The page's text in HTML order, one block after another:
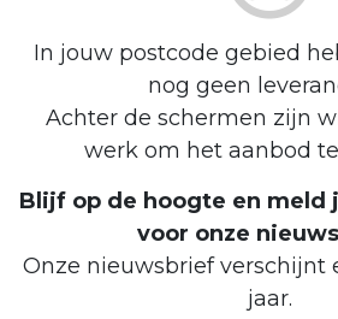
In jouw postcode gebied
nog geen
Achter de schermen zijn
werk om het aanbod
Blijf op de hoogte en meld
voor onze
Onze nieuwsbrief verschijnt
jaar.